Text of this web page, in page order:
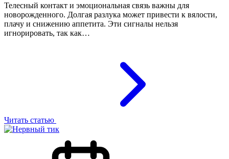
Телесный контакт и эмоциональная связь важны для
новорожденного. Долгая разлука может привести к вялости,
плачу и снижению аппетита. Эти сигналы нельзя
игнорировать, так как…
Читать статью